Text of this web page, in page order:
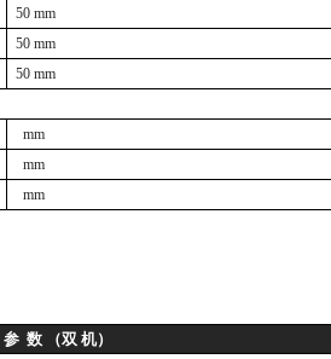
50 mm
50 mm
50 mm
mm
mm
mm
参 数 （双 机）